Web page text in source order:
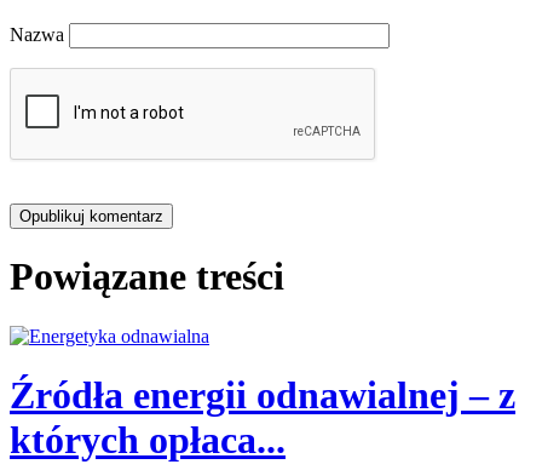
Nazwa
Powiązane treści
Źródła energii odnawialnej – z
których opłaca...